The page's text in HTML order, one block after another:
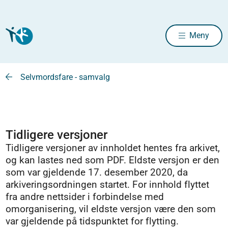
Meny
Selvmordsfare - samvalg
Tidligere versjoner
Tidligere versjoner av innholdet hentes fra arkivet,
og kan lastes ned som PDF. Eldste versjon er den
som var gjeldende 17. desember 2020, da
arkiveringsordningen startet. For innhold flyttet
fra andre nettsider i forbindelse med
omorganisering, vil eldste versjon være den som
var gjeldende på tidspunktet for flytting.